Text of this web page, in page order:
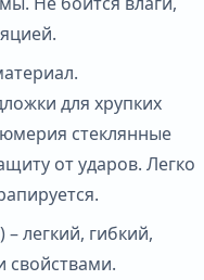
для хрупких
стеклянные
от ударов. Легко
легкий, гибкий,